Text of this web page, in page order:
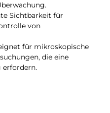
Sichtbarkeit für
von
für mikroskopische
die eine
erfordern.